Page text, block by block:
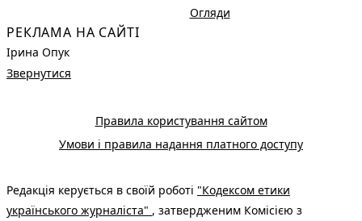
РЕКЛАМА НА САЙТІ
Ірина Опук
Звернутися
Огляди
Правила користування сайтом
Умови і правила надання платного доступу
Редакція керується в своїй роботі "Кодексом етики
українського журналіста" , затвердженим Комісією з